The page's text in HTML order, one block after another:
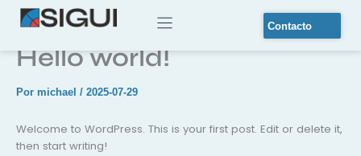
Contacto
Hello world!
Por michael / 2025-07-29
Welcome to WordPress. This is your first post. Edit or delete it,
then start writing!